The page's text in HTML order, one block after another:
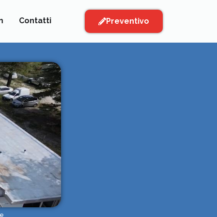
Contatti Preventivo